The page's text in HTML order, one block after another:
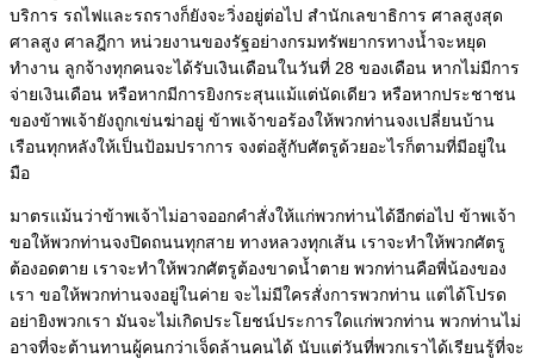
บริการ รถไฟและรถรางก็ยังจะวิ่งอยู่ต่อไป สำนักเลขาธิการ ศาลสูงสุด
ศาลสูง ศาลฎีกา หน่วยงานของรัฐอย่างกรมทรัพยากรทางน้ำจะหยุด
ทำงาน ลูกจ้างทุกคนจะได้รับเงินเดือนในวันที่ 28 ของเดือน หากไม่มีการ
จ่ายเงินเดือน หรือหากมีการยิงกระสุนแม้แต่นัดเดียว หรือหากประชาชน
ของข้าพเจ้ายังถูกเข่นฆ่าอยู่ ข้าพเจ้าขอร้องให้พวกท่านจงเปลี่ยนบ้าน
เรือนทุกหลังให้เป็นป้อมปราการ จงต่อสู้กับศัตรูด้วยอะไรก็ตามที่มีอยู่ใน
มือ
มาตรแม้นว่าข้าพเจ้าไม่อาจออกคำสั่งให้แก่พวกท่านได้อีกต่อไป ข้าพเจ้า
ขอให้พวกท่านจงปิดถนนทุกสาย ทางหลวงทุกเส้น เราจะทำให้พวกศัตรู
ต้องอดตาย เราจะทำให้พวกศัตรูต้องขาดน้ำตาย พวกท่านคือพี่น้องของ
เรา ขอให้พวกท่านจงอยู่ในค่าย จะไม่มีใครสั่งการพวกท่าน แต่ได้โปรด
อย่ายิงพวกเรา มันจะไม่เกิดประโยชน์ประการใดแก่พวกท่าน พวกท่านไม่
อาจที่จะต้านทานผู้คนกว่าเจ็ดล้านคนได้ นับแต่วันที่พวกเราได้เรียนรู้ที่จะ